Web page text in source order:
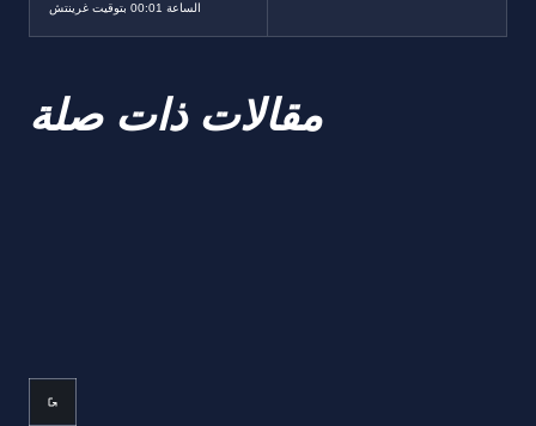
الساعة 00:01 بتوقيت غرينتش
مقالات ذات صلة